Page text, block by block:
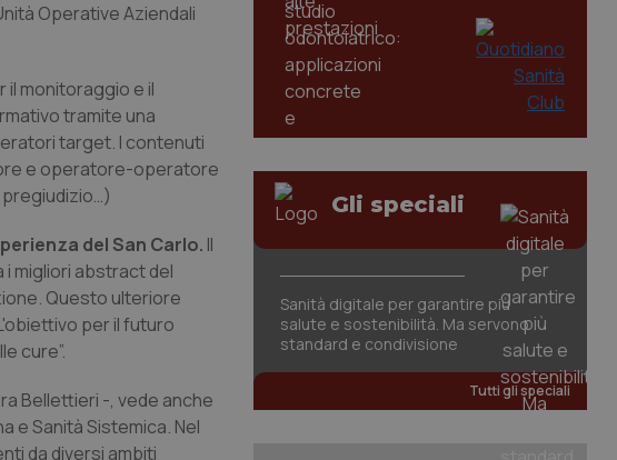
Operative Aziendali
il monitoraggio e il
tramite una
target. I contenuti
e operatore-operatore
del San Carlo. Il
migliori abstract del
Questo ulteriore
per il futuro
cure”.
Bellettieri -, vede anche
e Sanità Sistemica. Nel
da diversi ambiti
Gli speciali
Sanità digitale per garantire più
salute e sostenibilità. Ma servono
standard e condivisione
Tutti gli speciali